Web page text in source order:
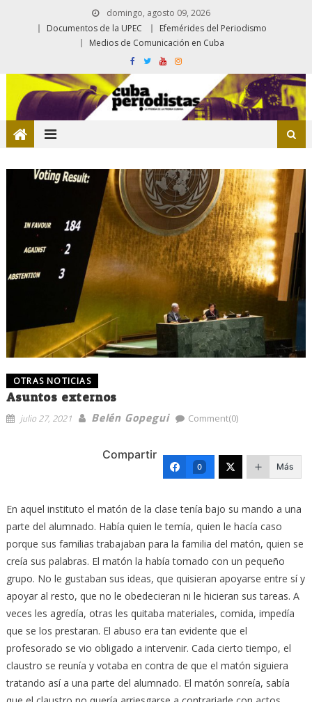
domingo, agosto 09, 2026
Documentos de la UPEC
Efemérides del Periodismo
Medios de Comunicación en Cuba
OTRAS NOTICIAS
Asuntos externos
julio 27, 2021 Belén Gopegui Comment(0)
Compartir
0 Más
En aquel instituto el matón de la clase tenía bajo su mando a una
parte del alumnado. Había quien le temía, quien le hacía caso
porque sus familias trabajaban para la familia del matón, quien se
creía sus palabras. El matón la había tomado con un pequeño
grupo. No le gustaban sus ideas, que quisieran apoyarse entre sí y
apoyar al resto, que no le obedecieran ni le hicieran sus tareas. A
veces les agredía, otras les quitaba materiales, comida, impedía
que se los prestaran. El abuso era tan evidente que el
profesorado se vio obligado a intervenir. Cada cierto tiempo, el
claustro se reunía y votaba en contra de que el matón siguiera
tratando así a una parte del alumnado. El matón sonreía, sabía